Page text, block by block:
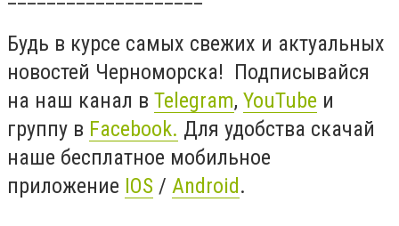
Будь в курсе самых свежих и актуальных
новостей Черноморска! Подписывайся
на наш канал в Telegram, YouTube и
группу в Facebook. Для удобства скачай
наше бесплатное мобильное
приложение IOS / Android.